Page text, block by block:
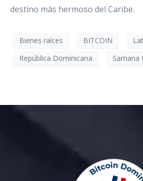
destino más hermoso del Caribe.
Bienes raíces BITCOIN
República Dominicana
Samana